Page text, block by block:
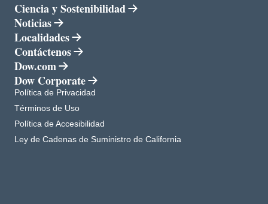
Ciencia y Sostenibilidad
Noticias
Localidades
Contáctenos
Dow.com
se abre en una pestaña nueva
Dow Corporate
se abre en una pestaña nueva
Política de Privacidad
se abre en una pestaña nueva
Términos de Uso
se abre en una pestaña nueva
Política de Accesibilidad
se abre en una pestaña nueva
Ley de Cadenas de Suministro de California
se abre en una pestaña nueva